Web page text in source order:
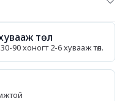
төл
90 хоногт 2-6 хувааж төл.